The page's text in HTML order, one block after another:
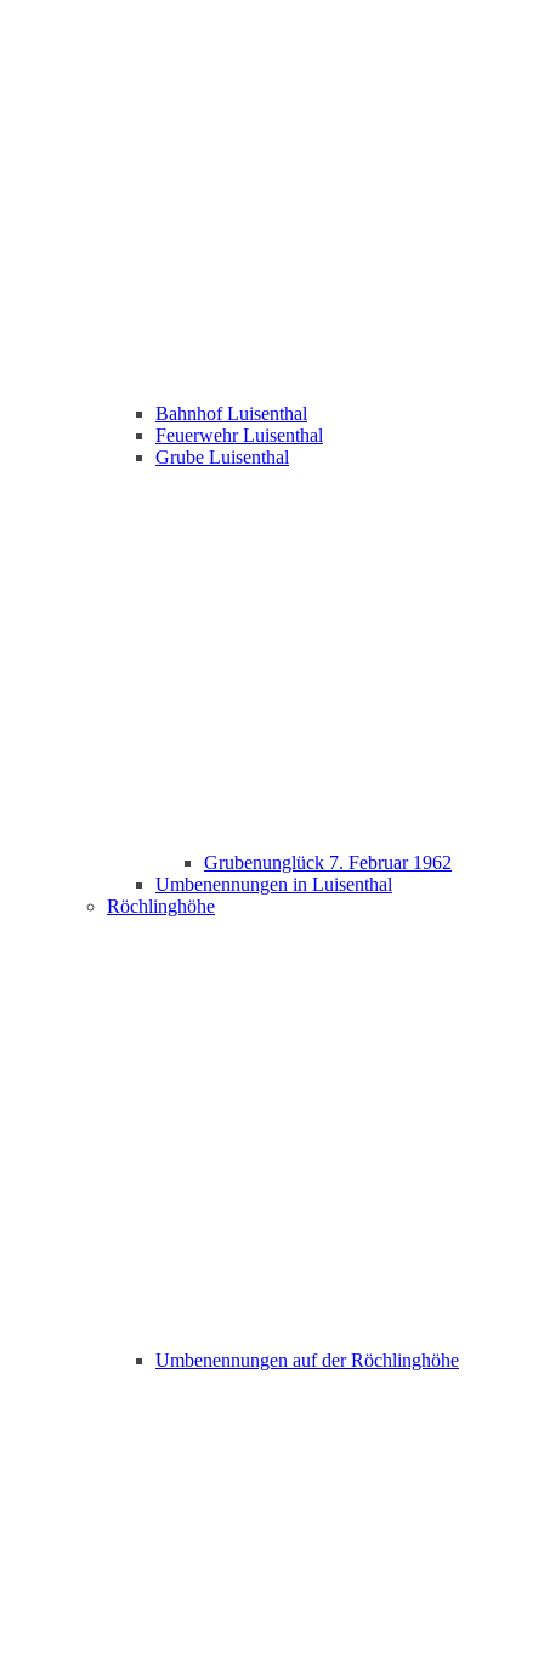
Bahnhof Luisenthal
Feuerwehr Luisenthal
Grube Luisenthal
Grubenunglück 7. Februar 1962
Umbenennungen in Luisenthal
Röchlinghöhe
Umbenennungen auf der Röchlinghöhe